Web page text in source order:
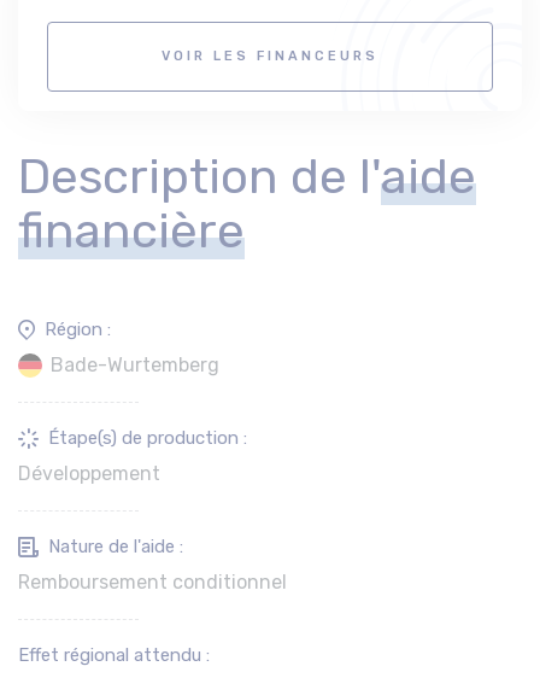
VOIR LES FINANCEURS
Description de l'aide
financière
Région :
Bade-Wurtemberg
Étape(s) de production :
Développement
Nature de l'aide :
Remboursement conditionnel
Effet régional attendu :